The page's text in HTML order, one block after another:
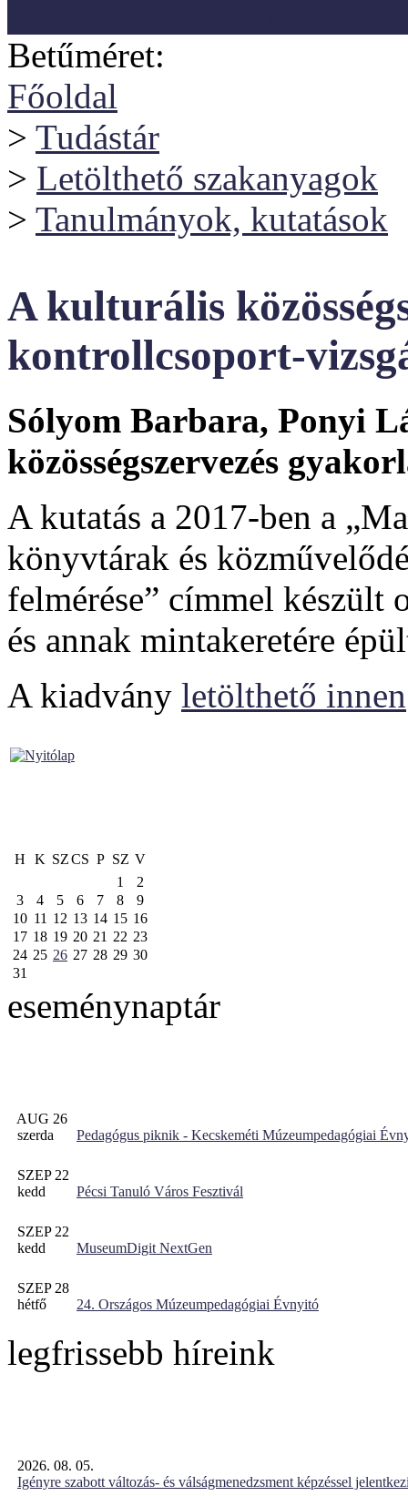
Betűméret:
Főoldal
> Tudástár
> Letölthető szakanyagok
> Tanulmányok, kutatások
A kulturális
kontrollcsoport-
Sólyom Barbara, Ponyi
közösségszervezés
A kutatás a 2017-ben a
könyvtárak és
felmérése” címmel készült
és annak mintakeretére
A kiadvány letölthető innen
H K SZCS P SZ V
1
2
3
4 5 6 7 8
9
10 11 12 13 14 15 16
17 18 19 20 21 22 23
24 25 26 27 28 29 30
31
eseménynaptár
AUG 26
szerda
Pedagógus piknik - Kecskeméti Múzeumpedagógiai
SZEP 22
kedd
Pécsi Tanuló Város Fesztivál
SZEP 22
kedd
MuseumDigit NextGen
SZEP 28
hétfő
24. Országos Múzeumpedagógiai Évnyitó
legfrissebb híreink
2026. 08. 05.
Igényre szabott változás- és válságmenedzsment képzéssel